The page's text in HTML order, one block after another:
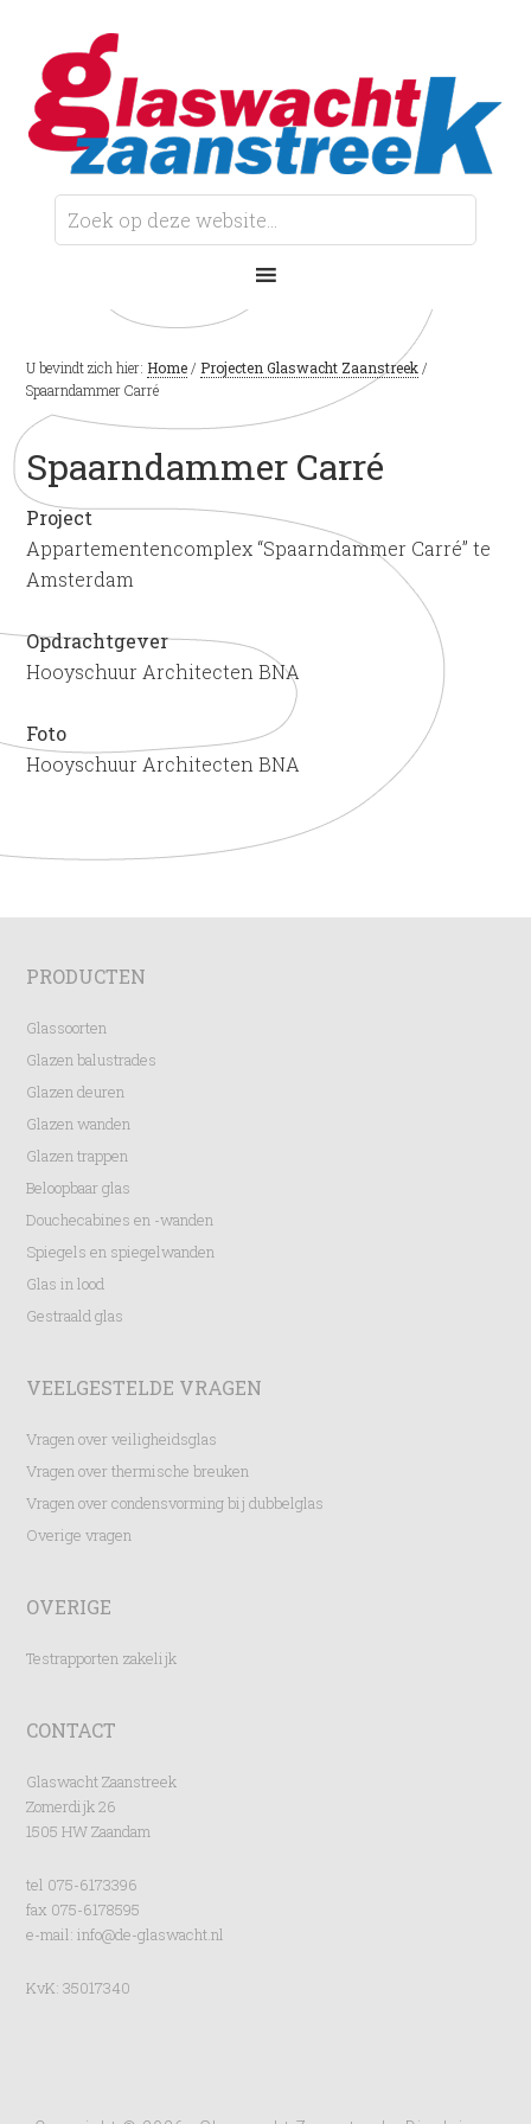
U bevindt zich hier: Home / Projecten Glaswacht Zaanstreek /
Spaarndammer Carré
Spaarndammer Carré
Project
Appartementencomplex “Spaarndammer Carré” te
Amsterdam
Opdrachtgever
Hooyschuur Architecten BNA
Foto
Hooyschuur Architecten BNA
PRODUCTEN
Glassoorten
Glazen balustrades
Glazen deuren
Glazen wanden
Glazen trappen
Beloopbaar glas
Douchecabines en -wanden
Spiegels en spiegelwanden
Glas in lood
Gestraald glas
VEELGESTELDE VRAGEN
Vragen over veiligheidsglas
Vragen over thermische breuken
Vragen over condensvorming bij dubbelglas
Overige vragen
OVERIGE
Testrapporten zakelijk
CONTACT
Glaswacht Zaanstreek
Zomerdijk 26
1505 HW Zaandam
tel 075-6173396
fax 075-6178595
e-mail:info@de-glaswacht.nl
KvK: 35017340